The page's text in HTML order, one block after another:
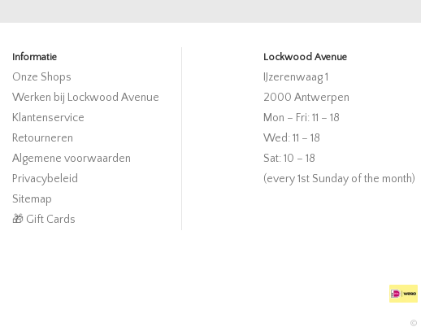
Informatie
Onze Shops
Werken bij Lockwood Avenue
Klantenservice
Retourneren
Algemene voorwaarden
Privacybeleid
Sitemap
🎁 Gift Cards
Lockwood Avenue
IJzerenwaag 1
2000 Antwerpen
Mon – Fri: 11 – 18
Wed: 11 – 18
Sat: 10 – 18
(every 1st Sunday of the month)
©